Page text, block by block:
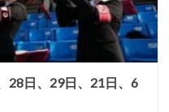
28日、29日、21日、6